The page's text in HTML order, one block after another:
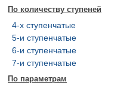
По количеству ступеней
4-х ступенчатые
5-и ступенчатые
6-и ступенчатые
7-и ступенчатые
По параметрам